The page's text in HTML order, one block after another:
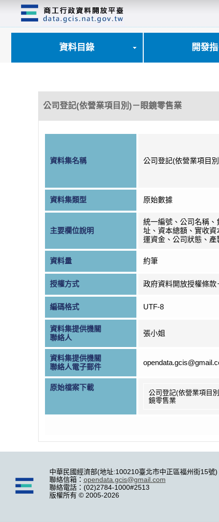
資料目錄 開發
公司登記(依營業項目別)－眼鏡零售業
資料集名稱 公司登記(依營業項目
資料集類型 原始數據
主要欄位說明
統一編號、公司名稱、
址、資本總額、實收資
運資金、公司狀態、產
資料量 約筆
授權方式 政府資料開放授權條款
編碼格式 UTF-8
資料集提供機關
聯絡人
張小姐
資料集提供機關
聯絡人電子郵件
原始檔案下載
公司登記(依營業項目
鏡零售業
中華民國經濟部(地址:100210臺北市中正區福州街15號)
聯絡信箱： opendata.gcis@gmail.com
聯絡電話：(02)2784-1000#2513
版權所有 © 2005-2026